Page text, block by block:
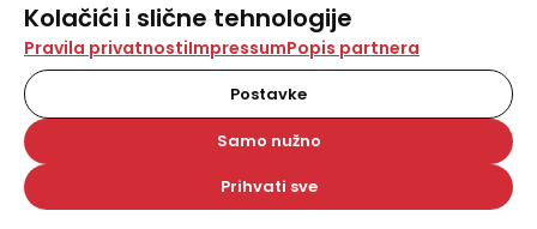
Kolačići i slične tehnologije
Na našoj web stranici koristimo kolačiće i slične
tehnologije za pohranu, čitanje i obradu informacija na
vašem uređaju. Time poboljšavamo korisničko iskustvo,
analiziramo promet na stranici te prikazujemo sadržaje i
oglase koji vas zanimaju. Korisnički profili mogu se kreirati
na više web stranica i uređaja u tu svrhu. Naši partneri
također koriste ove tehnologije.
Odabirom opcije „Samo nužno“ prihvaćate samo one
Pravila privatnostiImpressumPopis partnera
Postavke
Samo nužno
Prihvati sve
konkretnom slučaju, Europski je sud utvrdio obavezu
nacionalnog suda da zanemari postupak konkretne
ocjene ustavnosti i donese odluku temeljem norme
prava Zajednice, ne čekajući odluku talijanskog
Ustavnog suda o ustavnosti spornog propisa
talijanskog prava. Isto načelo jednako se može
primijeniti i na odluku Ustavnog suda i na autentično